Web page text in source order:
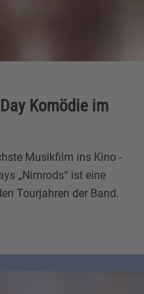
Komödie im
Musikfilm ins Kino -
„Nimrods“ ist eine
Tourjahren der Band.